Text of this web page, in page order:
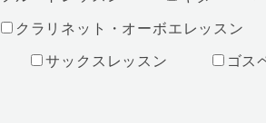
クラリネット・オーボエレッスン
サックスレッスン ゴス